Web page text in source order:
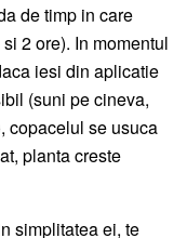
de timp in care
2 ore). In momentul
iesi din aplicatie
(suni pe cineva,
copacelul se usuca
planta creste
simplitatea ei, te